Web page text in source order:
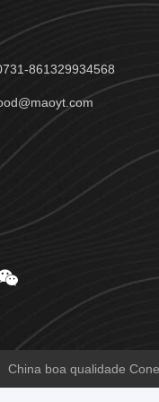
861329934568
China boa qualidade